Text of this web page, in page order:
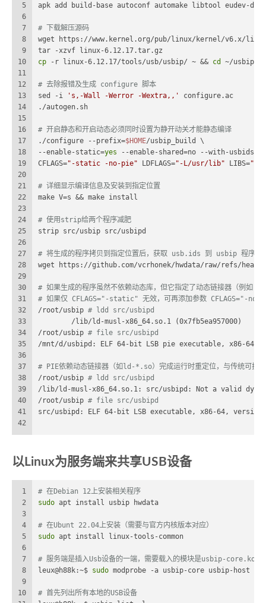
5
6
7
8
9
10
11
12
13
14
15
16
17
18
19
20
21
22
23
24
25
26
27
28
29
30
31
32
33
34
35
36
37
38
39
40
41
42
apk add build-base autoconf automake libtool eudev-
# 下载解压源码
wget https://www.kernel.org/pub/linux/kernel/v6.x/
tar -xzvf linux-6.12.17.tar.gz
cp -r linux-6.12.17/tools/usb/usbip/ ~ && cd ~/usbip
# 去除报错及生成 configure 脚本
sed -i
's,-Wall -Werror -Wextra,,'
configure.ac
./autogen.sh
# 开启静态和开启动态必须同时设置为静开动关才能静态编译
./configure --prefix=$HOME/usbip_build \
--enable-static=yes --enable-shared=no --with-usbids-
CFLAGS="-static -no-pie" LDFLAGS="-L/usr/lib" LIBS="-
# 详细显示编译信息及安装到指定位置
make V=s && make install
# 使用strip给两个程序减肥
strip src/usbip src/usbipd
# 将生成的程序拷贝到指定位置后，获取 usb.ids 到 usbip 程序
wget https://github.com/vcrhonek/hwdata/raw/refs/
# 如果生成的程序虽然不依赖动态库，但它指定了动态链接器（例
# 如果仅 CFLAGS="-static" 无效，可再添加参数 CFLAGS="-no-
/root/usbip # ldd src/usbipd
        /lib/ld-musl-x86_64.so.1 (0x7fb5ea957000)
/root/usbip # file src/usbipd
/mnt/d/usbipd: ELF 64-bit LSB pie executable, x86-
/root/usbip # ldd src/usbipd
/lib/ld-musl-x86_64.so.1: src/usbipd: Not a valid
/root/usbip # file src/usbipd
src/usbipd: ELF 64-bit LSB executable, x86-64,
以Linux为服务端来共享USB设备
1
2
3
4
5
6
7
8
9
10
# 在Debian 12上安装相关程序
sudo apt install usbip hwdata
# 在Ubunt 22.04上安装（需要与官方内核版本对应）
sudo apt install linux-tools-common
# 服务端是插入Usb设备的一端，需要载入的模块是usbip-
leux@h88k:~$ sudo modprobe -a usbip-core usbip-host
# 首先列出所有本地的USB设备